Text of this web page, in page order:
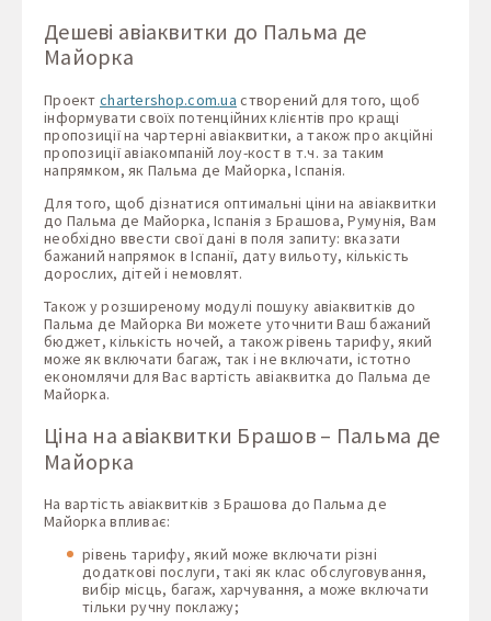
Дешеві авіаквитки до Пальма де
Майорка
Проект chartershop.com.ua створений для того, щоб
інформувати своїх потенційних клієнтів про кращі
пропозиції на чартерні авіаквитки, а також про акційні
пропозиції авіакомпаній лоу-кост в т.ч. за таким
напрямком, як Пальма де Майорка, Іспанія.
Для того, щоб дізнатися оптимальні ціни на авіаквитки
до Пальма де Майорка, Іспанія з Брашова, Румунія, Вам
необхідно ввести свої дані в поля запиту: вказати
бажаний напрямок в Іспанії, дату вильоту, кількість
дорослих, дітей і немовлят.
Також у розширеному модулі пошуку авіаквитків до
Пальма де Майорка Ви можете уточнити Ваш бажаний
бюджет, кількість ночей, а також рівень тарифу, який
може як включати багаж, так і не включати, істотно
економлячи для Вас вартість авіаквитка до Пальма де
Майорка.
Ціна на авіаквитки Брашов – Пальма де
Майорка
На вартість авіаквитків з Брашова до Пальма де
Майорка впливає:
рівень тарифу, який може включати різні
додаткові послуги, такі як клас обслуговування,
вибір місць, багаж, харчування, а може включати
тільки ручну поклажу;